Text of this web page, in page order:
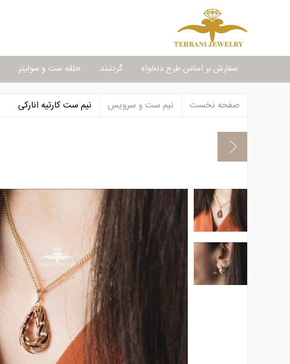
سفارش بر اساس طرح دلخواه گردنبند حلقه ست و سولیتر
صفحه نخست نیم ست و سرویس نیم ست کارتیه انارکی